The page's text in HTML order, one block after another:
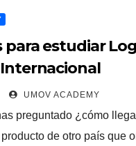
para estudiar
UMOV ACADEMY
preguntado ¿cómo
de otro país que